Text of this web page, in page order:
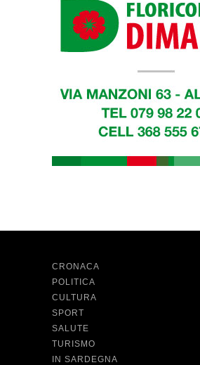
CRONACA
POLITICA
CULTURA
SPORT
SALUTE
TURISMO
IN SARDEGNA